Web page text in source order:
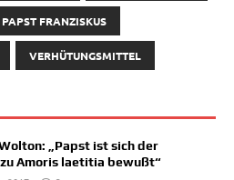
PAPST FRANZISKUS
VERHÜTUNGSMITTEL
„Papst ist sich der
Amoris laetitia bewußt“